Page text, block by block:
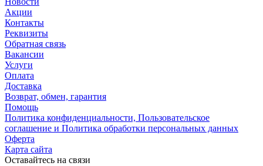
Акции
Контакты
Реквизиты
Обратная связь
Вакансии
Услуги
Оплата
Доставка
Возврат, обмен, гарантия
Помощь
Политика конфиденциальности, Пользовательское
соглашение и Политика обработки персональных данных
Оферта
Карта сайта
Оставайтесь на связи